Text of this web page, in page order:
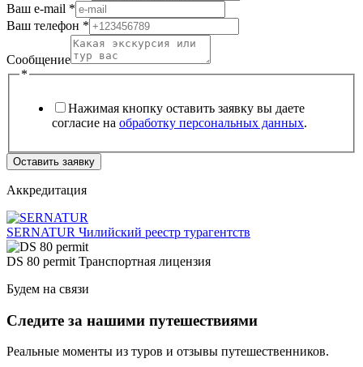
Ваш e-mail *
Ваш телефон *
Сообщение
*
Нажимая кнопку оставить заявку вы даете
согласие на обработку персональных данных.
Оставить заявку
Аккредитация
SERNATUR Чилийский реестр турагентств
DS 80 permit Транспортная лицензия
Будем на связи
Следите за нашими путешествиями
Реальные моменты из туров и отзывы путешественников.